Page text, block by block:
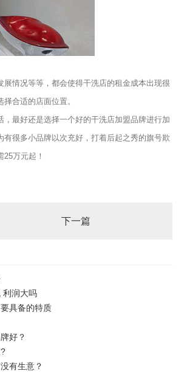
情况等等，都会使得干洗店的租金成本出现很
合适的店面位置。
最好还是选择一个好的干洗店加盟品牌进行加
很多小品牌以次充好，打着后起之秀的旗号欺
万元起！
下一篇
利润大吗
具备的特质
好？
有生意？